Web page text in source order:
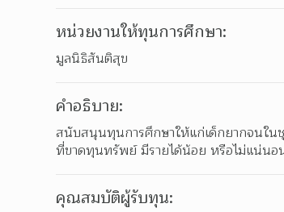
หน่วยงานให้ทุนการศึกษา:
มูลนิธิสันติสุข
คำอธิบาย:
สนับสนุนทุนการศึกษาให้แก่เด็กยากจนใ
ที่ขาดทุนทรัพย์ มีรายได้น้อย หรือไม่แน่นอ
คุณสมบัติผู้รับทุน: